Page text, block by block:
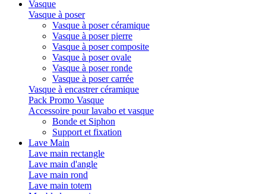
Vasque
Vasque à poser
Vasque à poser céramique
Vasque à poser pierre
Vasque à poser composite
Vasque à poser ovale
Vasque à poser ronde
Vasque à poser carrée
Vasque à encastrer céramique
Pack Promo Vasque
Accessoire pour lavabo et vasque
Bonde et Siphon
Support et fixation
Lave Main
Lave main rectangle
Lave main d'angle
Lave main rond
Lave main totem